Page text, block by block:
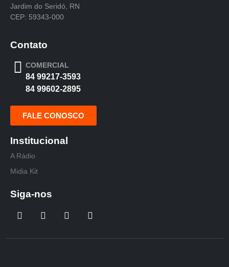
Jardim do Seridó, RN
CEP: 59343-000
Contato
COMERCIAL
84 99217-3593
84 99602-2895
FALE CONOSCO
Institucional
A Rádio
Midia Kit
Siga-nos